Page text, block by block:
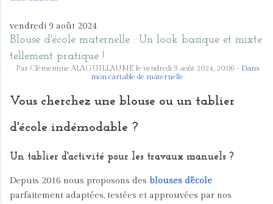
vendredi 9 août 2024
Blouse d'école maternelle : Un look basique et mixte
tellement pratique !
Par Clémentine ALAGUILLAUME le vendredi 9 août 2024, 20:06 - Dans
mon cartable de maternelle
Vous cherchez une blouse ou un tablier
d'école indémodable ?
Un tablier d'activité pour les travaux manuels ?
Depuis 2016 nous proposons des blouses d'école
parfaitement adaptées, testées et approuvées par nos